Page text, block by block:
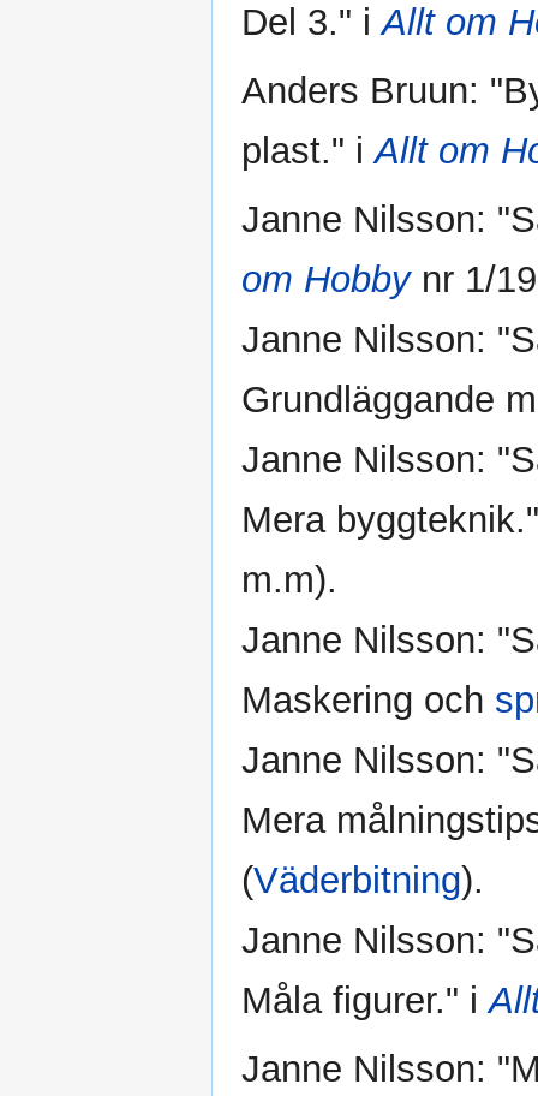
Del 3." iAllt om
Anders Bruun:
plast." iAllt om
Janne Nilsson:
om Hobbynr 1/
Janne Nilsson:
Grundläggande
Janne Nilsson:
Mera
m.m).
Janne Nilsson:
Maskering och
Janne Nilsson:
Mera
(Väderbitning).
Janne Nilsson:
Måla figurer." i
Janne Nilsson: